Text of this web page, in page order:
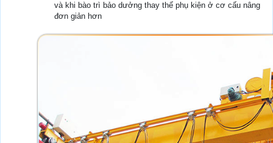
và khi bào trì bảo dưởng thay thế phụ kiện ở cơ cấu nâng
đơn giản hơn